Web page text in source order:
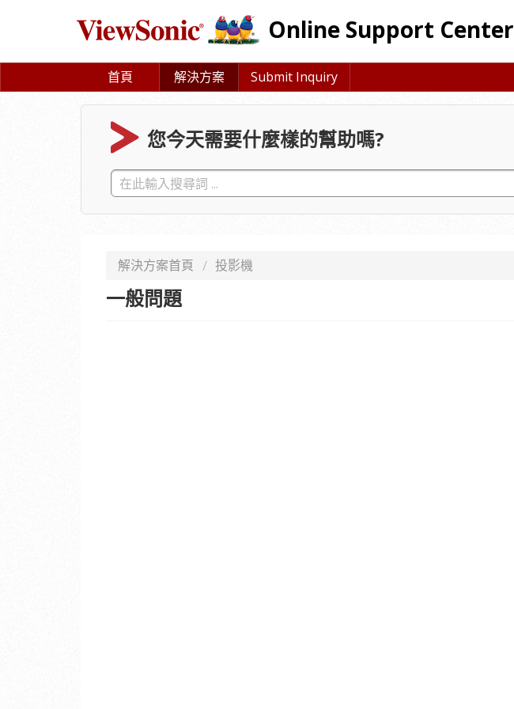
Online Support Center
首頁 解決方案 Submit Inquiry
您今天需要什麼樣的幫助嗎?
解決方案首頁 投影機
一般問題